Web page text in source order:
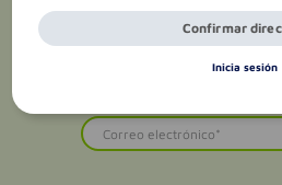
Confirmar
Inicia sesión